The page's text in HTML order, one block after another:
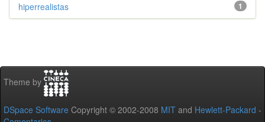
1
hiperrealistas
Theme by
DSpace Software Copyright © 2002-2008 MIT and Hewlett-Packard -